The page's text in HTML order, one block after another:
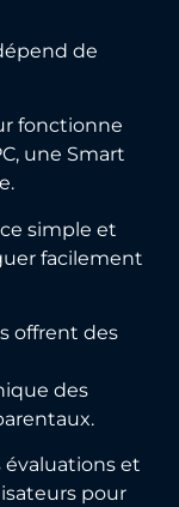
de
fonctionne
une Smart
simple et
facilement
offrent des
des
évaluations et
pour